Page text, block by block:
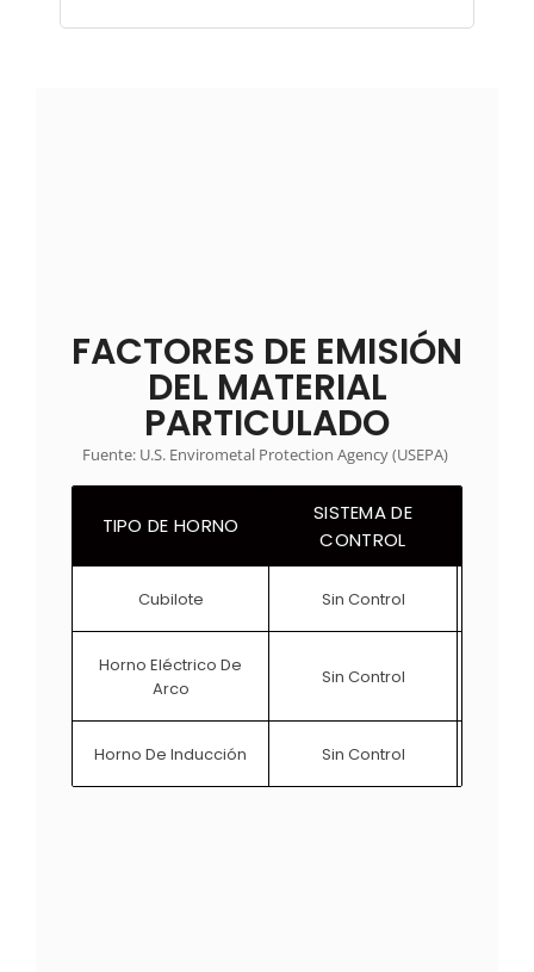
FACTORES DE EMISIÓN
DEL MATERIAL
PARTICULADO
Fuente: U.S. Envirometal Protection Agency (USEPA)
TIPO DE HORNO
SISTEMA DE
CONTROL
Cubilote Sin Control
Horno Eléctrico De
Arco
Sin Control
Horno De Inducción Sin Control